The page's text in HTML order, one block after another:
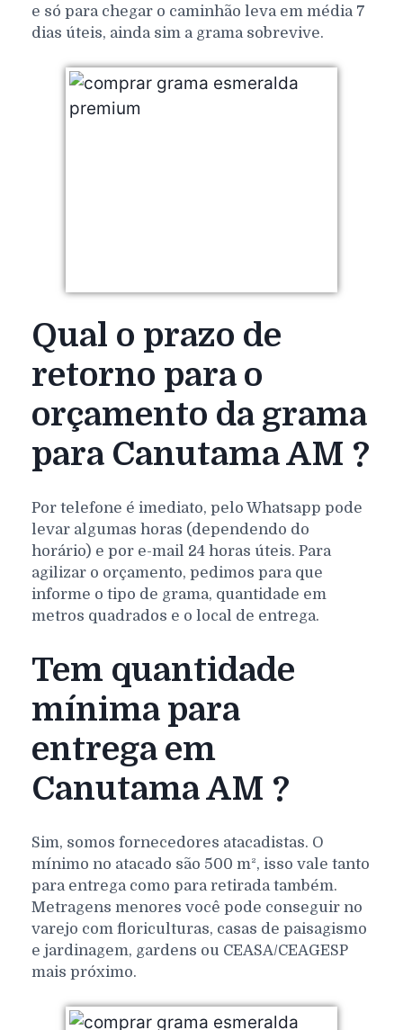
e só para chegar o caminhão leva em média 7
dias úteis, ainda sim a grama sobrevive.
Qual o prazo de
retorno para o
orçamento da grama
para Canutama AM ?
Por telefone é imediato, pelo Whatsapp pode
levar algumas horas (dependendo do
horário) e por e-mail 24 horas úteis. Para
agilizar o orçamento, pedimos para que
informe o tipo de grama, quantidade em
metros quadrados e o local de entrega.
Tem quantidade
mínima para
entrega em
Canutama AM ?
Sim, somos fornecedores atacadistas. O
mínimo no atacado são 500 m², isso vale tanto
para entrega como para retirada também.
Metragens menores você pode conseguir no
varejo com floriculturas, casas de paisagismo
e jardinagem, gardens ou CEASA/CEAGESP
mais próximo.